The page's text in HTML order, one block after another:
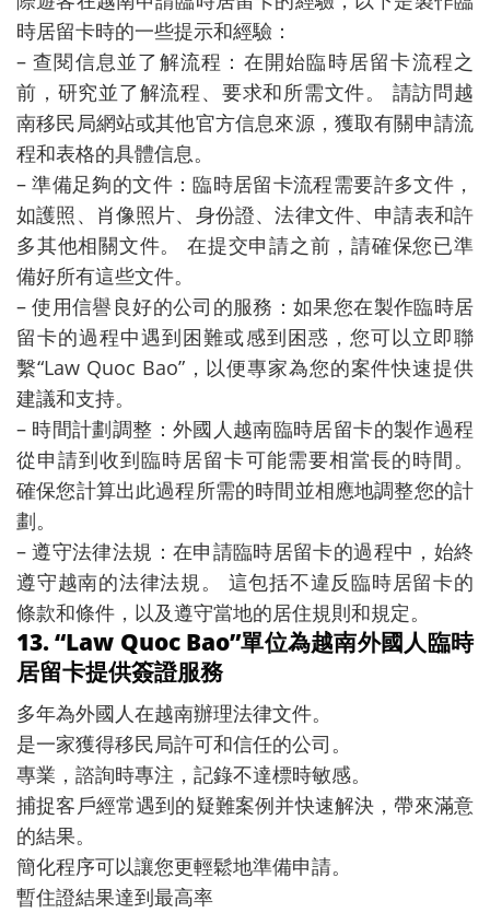
時居留卡時的一些提示和經驗：
– 查閱信息並了解流程：在開始臨時居留卡流程之
前，研究並了解流程、要求和所需文件。 請訪問越
南移民局網站或其他官方信息來源，獲取有關申請流
程和表格的具體信息。
– 準備足夠的文件：臨時居留卡流程需要許多文件，
如護照、肖像照片、身份證、法律文件、申請表和許
多其他相關文件。 在提交申請之前，請確保您已準
備好所有這些文件。
– 使用信譽良好的公司的服務：如果您在製作臨時居
留卡的過程中遇到困難或感到困惑，您可以立即聯
繫“Law Quoc Bao”，以便專家為您的案件快速提供
建議和支持。
– 時間計劃調整：外國人越南臨時居留卡的製作過程
從申請到收到臨時居留卡可能需要相當長的時間。
確保您計算出此過程所需的時間並相應地調整您的計
劃。
– 遵守法律法規：在申請臨時居留卡的過程中，始終
遵守越南的法律法規。 這包括不違反臨時居留卡的
條款和條件，以及遵守當地的居住規則和規定。
13. “Law Quoc Bao”單位為越南外國人臨時
居留卡提供簽證服務
多年為外國人在越南辦理法律文件。
是一家獲得移民局許可和信任的公司。
專業，諮詢時專注，記錄不達標時敏感。
捕捉客戶經常遇到的疑難案例并快速解決，帶來滿意
的結果。
簡化程序可以讓您更輕鬆地準備申請。
暫住證結果達到最高率